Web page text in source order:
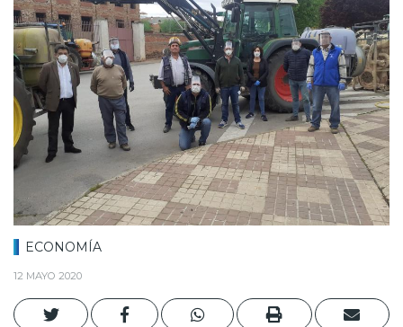
ECONOMÍA
12 MAYO 2020